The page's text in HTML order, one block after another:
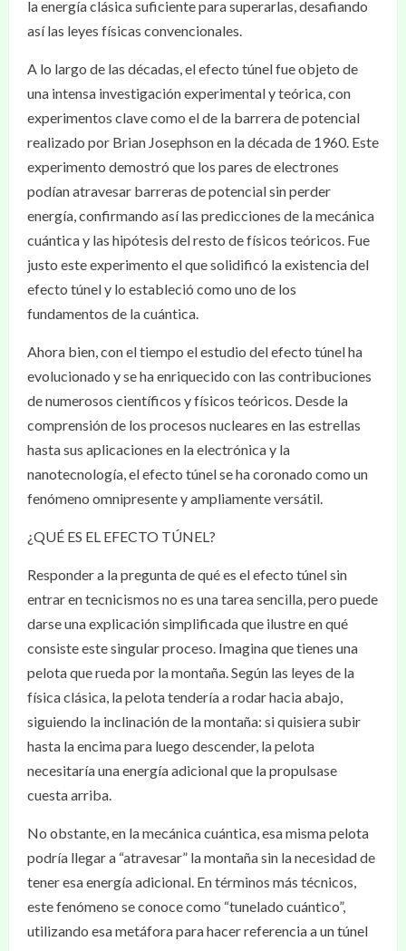
la energía clásica suficiente para superarlas, desafiando
así las leyes físicas convencionales.
A lo largo de las décadas, el efecto túnel fue objeto de
una intensa investigación experimental y teórica, con
experimentos clave como el de la barrera de potencial
realizado por Brian Josephson en la década de 1960. Este
experimento demostró que los pares de electrones
podían atravesar barreras de potencial sin perder
energía, confirmando así las predicciones de la mecánica
cuántica y las hipótesis del resto de físicos teóricos. Fue
justo este experimento el que solidificó la existencia del
efecto túnel y lo estableció como uno de los
fundamentos de la cuántica.
Ahora bien, con el tiempo el estudio del efecto túnel ha
evolucionado y se ha enriquecido con las contribuciones
de numerosos científicos y físicos teóricos. Desde la
comprensión de los procesos nucleares en las estrellas
hasta sus aplicaciones en la electrónica y la
nanotecnología, el efecto túnel se ha coronado como un
fenómeno omnipresente y ampliamente versátil.
¿QUÉ ES EL EFECTO TÚNEL?
Responder a la pregunta de qué es el efecto túnel sin
entrar en tecnicismos no es una tarea sencilla, pero puede
darse una explicación simplificada que ilustre en qué
consiste este singular proceso. Imagina que tienes una
pelota que rueda por la montaña. Según las leyes de la
física clásica, la pelota tendería a rodar hacia abajo,
siguiendo la inclinación de la montaña: si quisiera subir
hasta la encima para luego descender, la pelota
necesitaría una energía adicional que la propulsase
cuesta arriba.
No obstante, en la mecánica cuántica, esa misma pelota
podría llegar a “atravesar” la montaña sin la necesidad de
tener esa energía adicional. En términos más técnicos,
este fenómeno se conoce como “tunelado cuántico”,
utilizando esa metáfora para hacer referencia a un túnel